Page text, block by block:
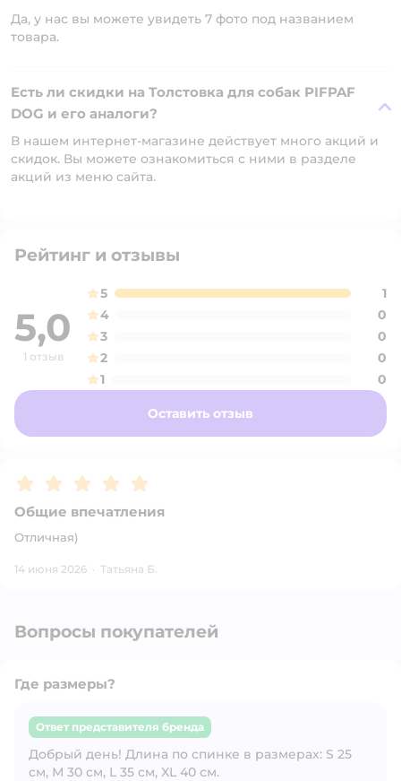
Да, у нас вы можете увидеть 7 фото под названием
товара.
Есть ли скидки на Толстовка для собак PIFPAF
DOG и его аналоги?
В нашем интернет-магазине действует много акций и
скидок. Вы можете ознакомиться с ними в разделе
акций из меню сайта.
Рейтинг и отзывы
5,0
1 отзыв
5
1
4
0
3
0
2
0
1
0
Оставить отзыв
Рейтинг:5
Общие впечатления
Отличная)
14 июня 2026 · Татьяна Б.
Вопросы покупателей
Открыть вопрос
Где размеры?
Ответ представителя бренда
Добрый день! Длина по спинке в размерах: S 25
см, М 30 см, L 35 см, XL 40 см.